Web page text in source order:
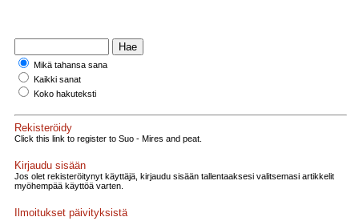
Mikä tahansa sana
Kaikki sanat
Koko hakuteksti
Rekisteröidy
Click this link to register to Suo - Mires and peat.
Kirjaudu sisään
Jos olet rekisteröitynyt käyttäjä, kirjaudu sisään tallentaaksesi valitsemasi artikkelit
myöhempää käyttöä varten.
Ilmoitukset päivityksistä